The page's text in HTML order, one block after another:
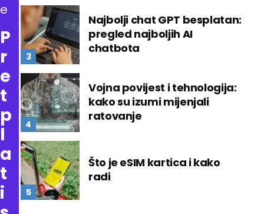
Najbolji chat GPT besplatan:
pregled najboljih AI
chatbota
Vojna povijest i tehnologija:
kako su izumi mijenjali
ratovanje
Što je eSIM kartica i kako
radi
e
P
r
e
t
p
l
a
t
i